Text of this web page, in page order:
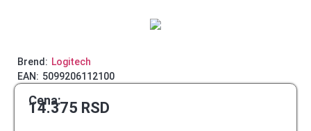
Brend: Logitech
EAN: 5099206112100
Cena:
14.375 RSD